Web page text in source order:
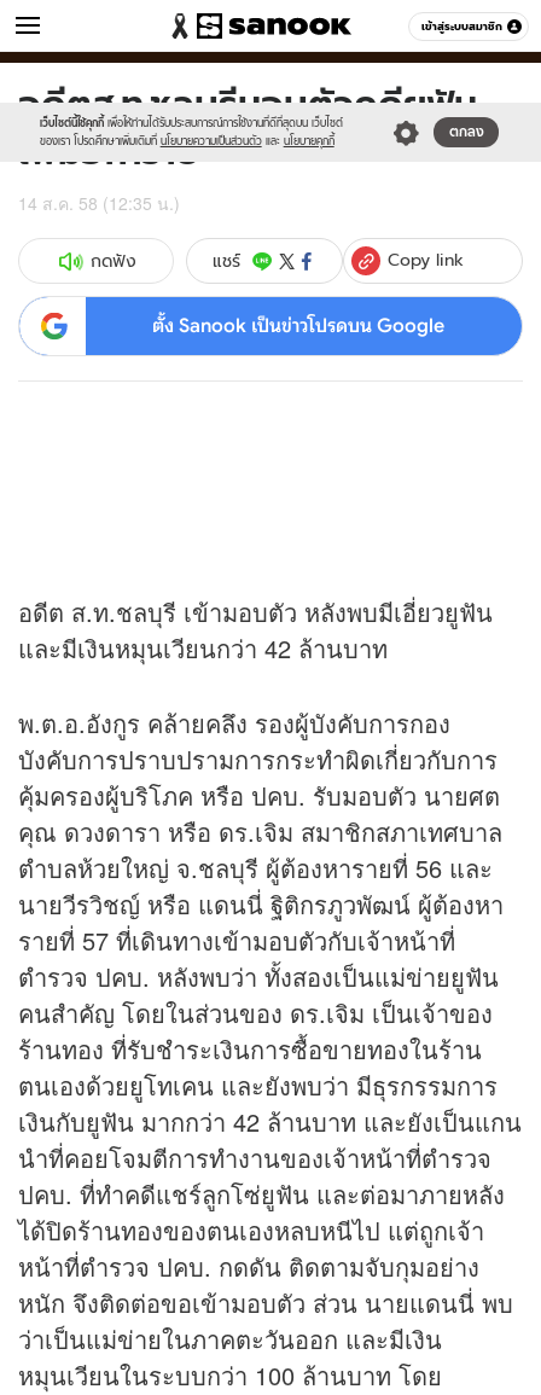
เข้าสู่ระบบสมาชิก
ข่าว หมวดอื่นๆ
เว็บไซต์นี้ใช้คุกกี้ เพื่อให้ท่านได้รับประสบการณ์การใช้งานที่ดีที่สุดบน เว็บไซต์
ของเรา โปรดศึกษาเพิ่มเติมที่ นโยบายความเป็นส่วนตัว และ นโยบายคุกกี้
ตกลง
Sanook
//s.isanook.com/sr/0/images/logo-
new-
sanook.png
600
60
อดีตส.ท.ชลบุรีมอบตัวคดียูฟัน
เพิ่มอีก1ราย
14 ส.ค. 58 (12:35 น.)
กดฟัง แชร์ Copy link
ตั้ง Sanook เป็นข่าวโปรดบน Google
อดีต ส.ท.ชลบุรี เข้ามอบตัว หลังพบมีเอี่ยวยูฟัน
และมีเงินหมุนเวียนกว่า 42 ล้านบาท
พ.ต.อ.อังกูร คล้ายคลึง รองผู้บังคับการกอง
บังคับการปราบปรามการกระทำผิดเกี่ยวกับการ
คุ้มครองผู้บริโภค หรือ ปคบ. รับมอบตัว นายศต
คุณ ดวงดารา หรือ ดร.เจิม สมาชิกสภาเทศบาล
ตำบลห้วยใหญ่ จ.ชลบุรี ผู้ต้องหารายที่ 56 และ
นายวีรวิชญ์ หรือ แดนนี่ ฐิติกรภูวพัฒน์ ผู้ต้องหา
รายที่ 57 ที่เดินทางเข้ามอบตัวกับเจ้าหน้าที่
ตำรวจ ปคบ. หลังพบว่า ทั้งสองเป็นแม่ข่ายยูฟัน
คนสำคัญ โดยในส่วนของ ดร.เจิม เป็นเจ้าของ
ร้านทอง ที่รับชำระเงินการซื้อขายทองในร้าน
ตนเองด้วยยูโทเคน และยังพบว่า มีธุรกรรมการ
เงินกับยูฟัน มากกว่า 42 ล้านบาท และยังเป็นแกน
นำที่คอยโจมตีการทำงานของเจ้าหน้าที่ตำรวจ
ปคบ. ที่ทำคดีแชร์ลูกโซ่ยูฟัน และต่อมาภายหลัง
ได้ปิดร้านทองของตนเองหลบหนีไป แต่ถูกเจ้า
หน้าที่ตำรวจ ปคบ. กดดัน ติดตามจับกุมอย่าง
หนัก จึงติดต่อขอเข้ามอบตัว ส่วน นายแดนนี่ พบ
ว่าเป็นแม่ข่ายในภาคตะวันออก และมีเงิน
หมุนเวียนในระบบกว่า 100 ล้านบาท โดย